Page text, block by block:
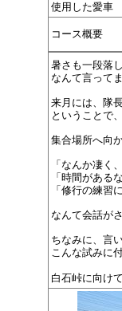
使用した愛車
コース概要
暑さも一段落
なんて言って
来月には、隊
ということで
集合場所へ向
「なんか凄く
「時間がある
「修行の練習
なんて会話が
ちなみに、言
こんな試みに
白石峠に向け